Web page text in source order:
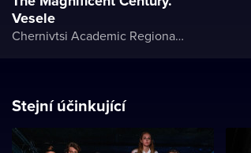
Vesele
Chernivtsi Academic Regional Ukrainian Music and Drama Theater named after Olga Kobylyanska
Stejní účinkující